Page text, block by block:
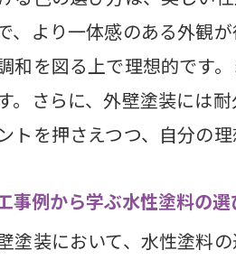
静岡県で
アクリ
シリコ
ウレタ
静岡県
水性塗
、より一体感のある外観
和を図る上で理想的です
。さらに、外壁塗装には
トを押さえつつ、自分の
事例から学ぶ水性塗料の選
塗装において、水性塗料